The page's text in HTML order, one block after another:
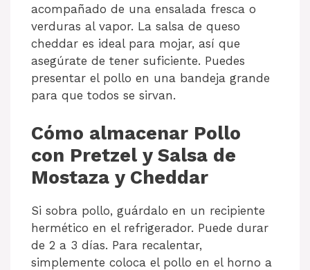
acompañado de una ensalada fresca o
verduras al vapor. La salsa de queso
cheddar es ideal para mojar, así que
asegúrate de tener suficiente. Puedes
presentar el pollo en una bandeja grande
para que todos se sirvan.
Cómo almacenar Pollo
con Pretzel y Salsa de
Mostaza y Cheddar
Si sobra pollo, guárdalo en un recipiente
hermético en el refrigerador. Puede durar
de 2 a 3 días. Para recalentar,
simplemente coloca el pollo en el horno a